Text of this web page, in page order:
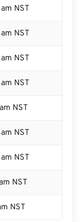
NST
NST
NST
NST
NST
NST
NST
NST
NST